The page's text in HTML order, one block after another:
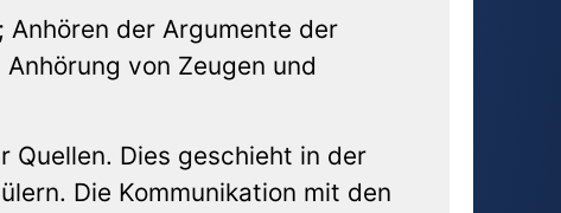
Anhören der Argumente der
von Zeugen und
Quellen. Dies geschieht in der
Die Kommunikation mit den